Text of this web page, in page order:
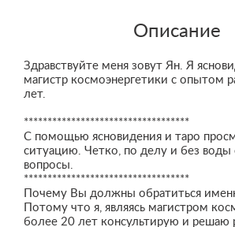
Описание
Здравствуйте меня зовут Ян. Я
магистр космоэнергетики с опытом
лет.
***********************************
С помощью ясновидения и таро
ситуацию. Четко, по делу и без воды
вопросы.
***********************************
Почему Вы должны обратиться
Потому что я, являясь магистром
более 20 лет консультирую и решаю